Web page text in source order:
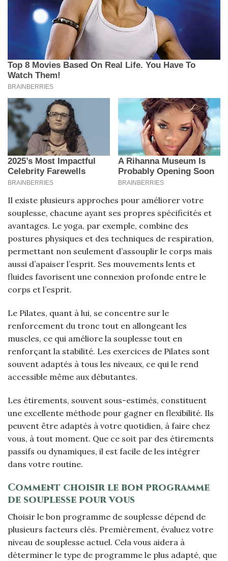
Il existe plusieurs approches pour améliorer votre
souplesse, chacune ayant ses propres spécificités et
avantages. Le yoga, par exemple, combine des
postures physiques et des techniques de respiration,
permettant non seulement d’assouplir le corps mais
aussi d’apaiser l’esprit. Ses mouvements lents et
fluides favorisent une connexion profonde entre le
corps et l’esprit.
Le Pilates, quant à lui, se concentre sur le
renforcement du tronc tout en allongeant les
muscles, ce qui améliore la souplesse tout en
renforçant la stabilité. Les exercices de Pilates sont
souvent adaptés à tous les niveaux, ce qui le rend
accessible même aux débutantes.
Les étirements, souvent sous-estimés, constituent
une excellente méthode pour gagner en flexibilité. Ils
peuvent être adaptés à votre quotidien, à faire chez
vous, à tout moment. Que ce soit par des étirements
passifs ou dynamiques, il est facile de les intégrer
dans votre routine.
Comment choisir le bon programme
de souplesse pour vous
Choisir le bon programme de souplesse dépend de
plusieurs facteurs clés. Premièrement, évaluez votre
niveau de souplesse actuel. Cela vous aidera à
déterminer le type de programme le plus adapté, que